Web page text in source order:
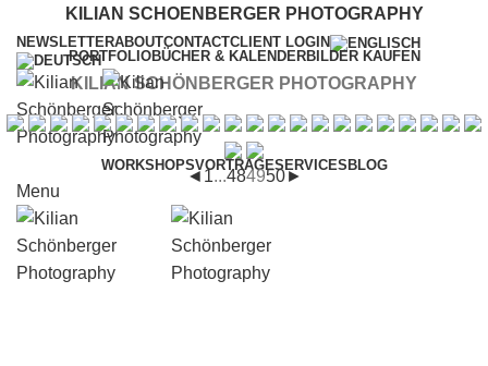
KILIAN SCHOENBERGER PHOTOGRAPHY
NEWSLETTERABOUTCONTACTCLIENT LOGIN
KILIAN SCHÖNBERGER PHOTOGRAPHY
PORTFOLIOBÜCHER & KALENDERBILDER KAUFEN
WORKSHOPSVORTRÄGESERVICES BLOG
Menu
◄1...484950►